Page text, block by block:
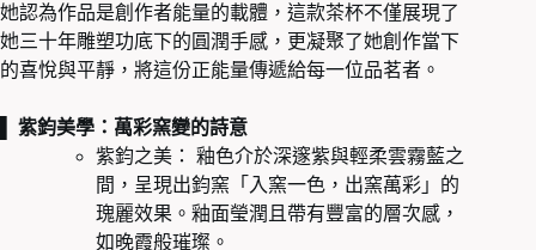
她認為作品是創作者能量的載體，這款茶杯不僅展現了
她三十年雕塑功底下的圓潤手感，更凝聚了她創作當下
的喜悅與平靜，將這份正能量傳遞給每一位品茗者。
▌ 紫鈞美學：萬彩窯變的詩意
紫鈞之美： 釉色介於深邃紫與輕柔雲霧藍之
間，呈現出鈞窯「入窯一色，出窯萬彩」的
瑰麗效果。釉面瑩潤且帶有豐富的層次感，
如晚霞般璀璨。